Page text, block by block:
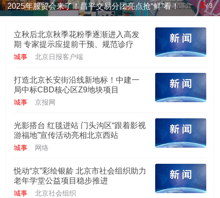
2025年服贸会来了！昌平交易分团亮点抢“鲜”看！ 3/3
立秋后北京秋季花粉季逐渐进入高发
期 专家提示应提前干预、规范诊疗
城事 北京日报客户端
打造北京长安街沿线新地标！中建一
局中标CBD核心区Z9地块项目
城事 京报网
光影搭台 红毯进站 门头沟区“跟着影视
游福地”宣传活动亮相北京西站
城事 网络
悦动“京”彩绘银龄 北京市社会组织助力
老年学堂公益项目稳步推进
城事 北京社会组织